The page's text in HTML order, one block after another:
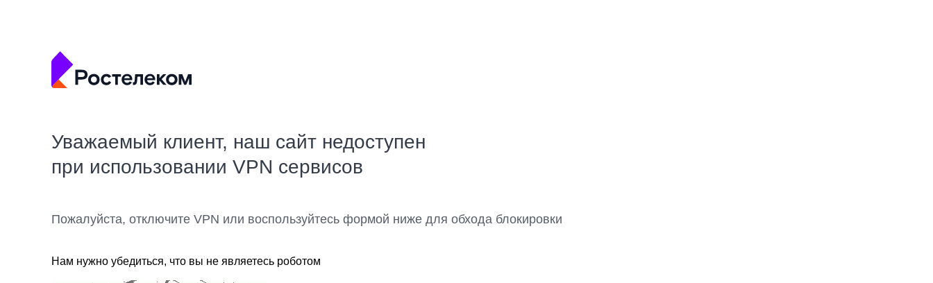
Уважаемый клиент, наш сайт недоступен
при использовании VPN сервисов
Пожалуйста, отключите VPN или воспользуйтесь формой ниже для обхода блокировки
Нам нужно убедиться, что вы не являетесь роботом